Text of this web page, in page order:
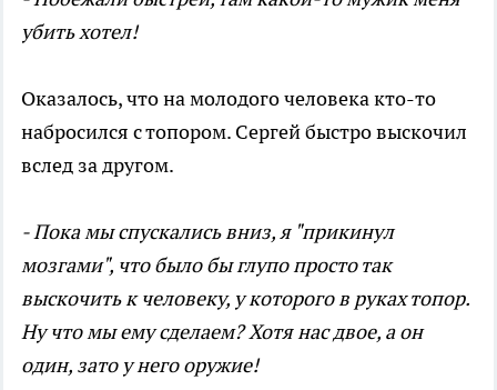
убить хотел!
Оказалось, что на молодого человека кто-то
набросился с топором. Сергей быстро выскочил
вслед за другом.
- Пока мы спускались вниз, я "прикинул
мозгами", что было бы глупо просто так
выскочить к человеку, у которого в руках топор.
Ну что мы ему сделаем? Хотя нас двое, а он
один, зато у него оружие!